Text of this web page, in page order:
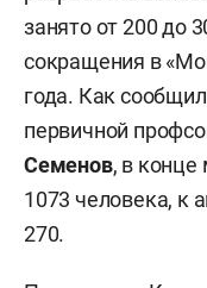
занято от 200 до
сокращения в
года. Как
первичной
Семенов, в конце
1073 человека, к
270.